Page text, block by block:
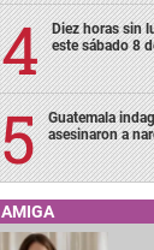
Diez horas sin
este sábado 8
Guatemala
asesinaron a
AMIGA